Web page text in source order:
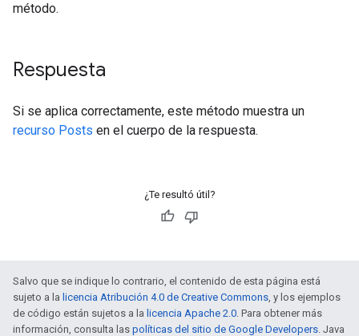
método.
Respuesta
Si se aplica correctamente, este método muestra un
recurso Posts en el cuerpo de la respuesta.
¿Te resultó útil?
Salvo que se indique lo contrario, el contenido de esta página está
sujeto a la licencia Atribución 4.0 de Creative Commons, y los ejemplos
de código están sujetos a la licencia Apache 2.0. Para obtener más
información, consulta las políticas del sitio de Google Developers. Java